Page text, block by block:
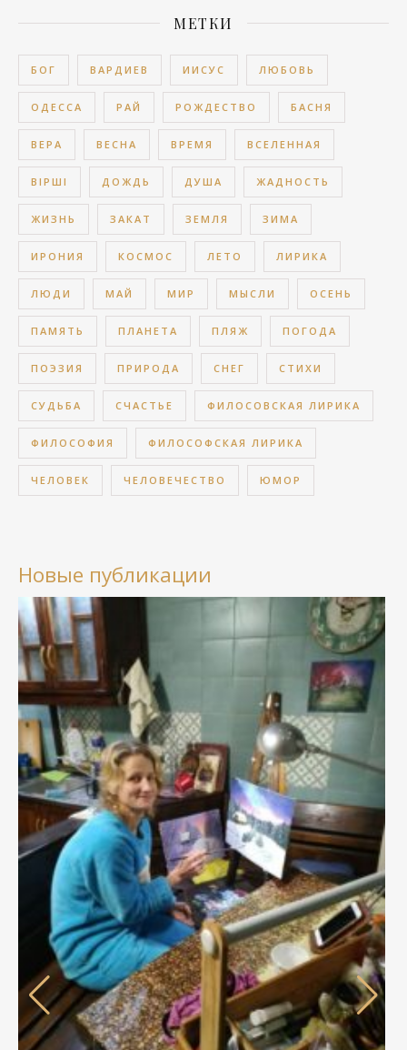
МЕТКИ
БОГ ВАРДИЕВ ИИСУС ЛЮБОВЬ
ОДЕССА РАЙ РОЖДЕСТВО БАСНЯ
ВЕРА ВЕСНА ВРЕМЯ ВСЕЛЕННАЯ
ВІРШІ ДОЖДЬ ДУША ЖАДНОСТЬ
ЖИЗНЬ ЗАКАТ ЗЕМЛЯ ЗИМА
ИРОНИЯ КОСМОС ЛЕТО ЛИРИКА
ЛЮДИ МАЙ МИР МЫСЛИ ОСЕНЬ
ПАМЯТЬ ПЛАНЕТА ПЛЯЖ ПОГОДА
ПОЭЗИЯ ПРИРОДА СНЕГ СТИХИ
СУДЬБА СЧАСТЬЕ ФИЛОСОВСКАЯ ЛИРИКА
ФИЛОСОФИЯ ФИЛОСОФСКАЯ ЛИРИКА
ЧЕЛОВЕК ЧЕЛОВЕЧЕСТВО ЮМОР
Новые публикации